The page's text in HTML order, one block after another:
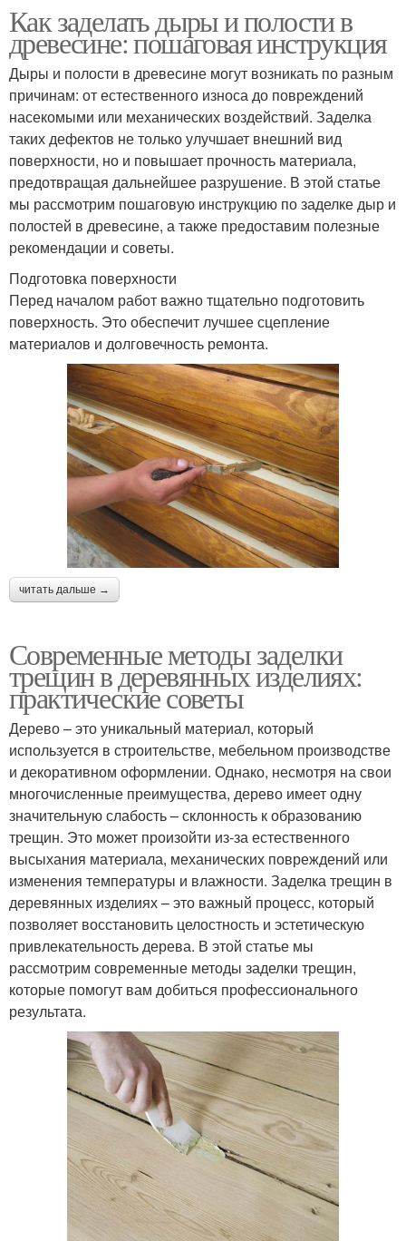
Как заделать дыры и полости в
древесине: пошаговая инструкция
Дыры и полости в древесине могут возникать по разным
причинам: от естественного износа до повреждений
насекомыми или механических воздействий. Заделка
таких дефектов не только улучшает внешний вид
поверхности, но и повышает прочность материала,
предотвращая дальнейшее разрушение. В этой статье
мы рассмотрим пошаговую инструкцию по заделке дыр и
полостей в древесине, а также предоставим полезные
рекомендации и советы.
Подготовка поверхности
Перед началом работ важно тщательно подготовить
поверхность. Это обеспечит лучшее сцепление
материалов и долговечность ремонта.
читать дальше →
Современные методы заделки
трещин в деревянных изделиях:
практические советы
Дерево – это уникальный материал, который
используется в строительстве, мебельном производстве
и декоративном оформлении. Однако, несмотря на свои
многочисленные преимущества, дерево имеет одну
значительную слабость – склонность к образованию
трещин. Это может произойти из-за естественного
высыхания материала, механических повреждений или
изменения температуры и влажности. Заделка трещин в
деревянных изделиях – это важный процесс, который
позволяет восстановить целостность и эстетическую
привлекательность дерева. В этой статье мы
рассмотрим современные методы заделки трещин,
которые помогут вам добиться профессионального
результата.